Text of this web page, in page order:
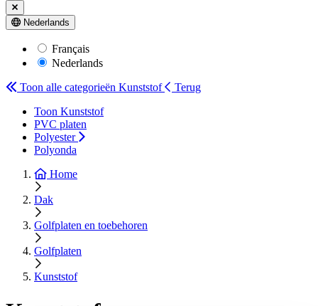
Nederlands
Français
Nederlands
Toon alle categorieën Kunststof
Terug
Toon Kunststof
PVC platen
Polyester
Polyonda
Home
Dak
Golfplaten en toebehoren
Golfplaten
Kunststof